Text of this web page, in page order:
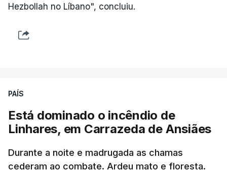
Hezbollah no Líbano", concluiu.
PAÍS
Está dominado o incêndio de
Linhares, em Carrazeda de Ansiães
Durante a noite e madrugada as chamas
cederam ao combate. Ardeu mato e floresta.